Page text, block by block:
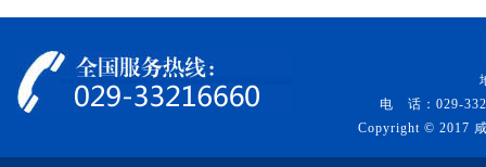
电 话：029-
Copyright © 2017